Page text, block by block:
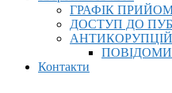
ГРАФІК
ДОСТУП ДО
Контакти